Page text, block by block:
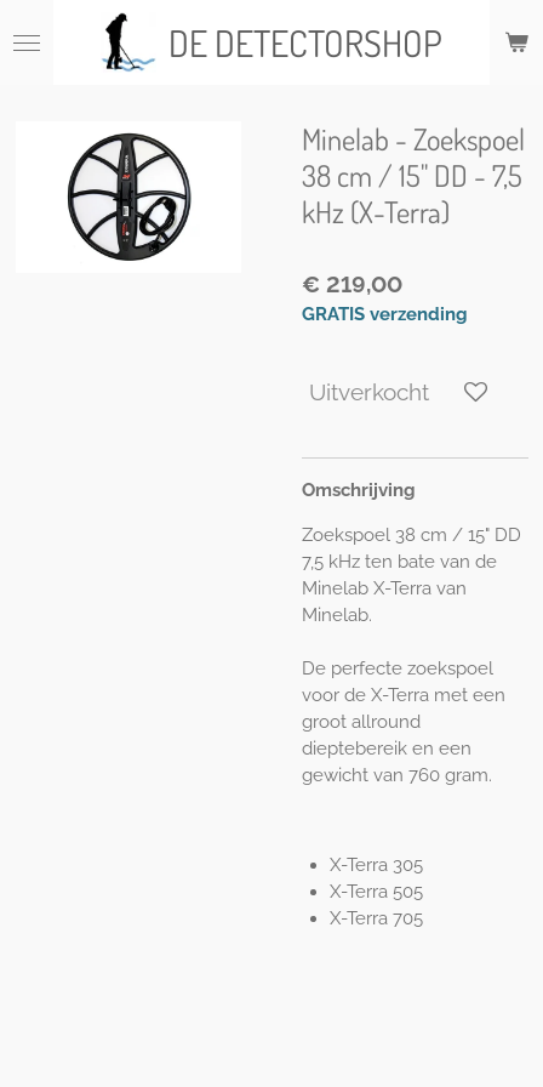
direct
hoofdinhoud
DE DETECTORSHOP
Minelab - Zoekspoel
38 cm / 15'' DD - 7,5
kHz (X-Terra)
€ 219,00
GRATIS verzending
Uitverkocht
Omschrijving
Zoekspoel 38 cm / 15" DD
7,5 kHz ten bate van de
Minelab X-Terra van
Minelab.
De perfecte zoekspoel
voor de X-Terra met een
groot allround
dieptebereik en een
gewicht van 760 gram.
X-Terra 305
X-Terra 505
X-Terra 705